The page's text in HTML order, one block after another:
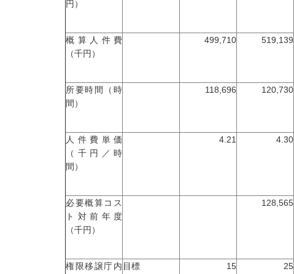
円）
概算人件費
（千円）
499,710 519,139
所要時間（時
間）
118,696 120,730
人件費単価
（千円／時
間）
4.21 4.30
必要概算コス
ト対前年度
（千円）
128,565
権限移譲庁内 目標 15 25